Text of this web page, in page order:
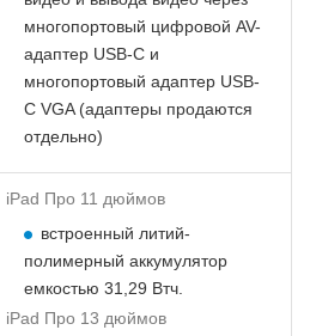
многопортовый цифровой AV-
адаптер USB-C и
многопортовый адаптер USB-
C VGA (адаптеры продаются
отдельно)
iPad Про 11 дюймов
встроенный литий-
полимерный аккумулятор
емкостью 31,29 Втч.
iPad Про 13 дюймов